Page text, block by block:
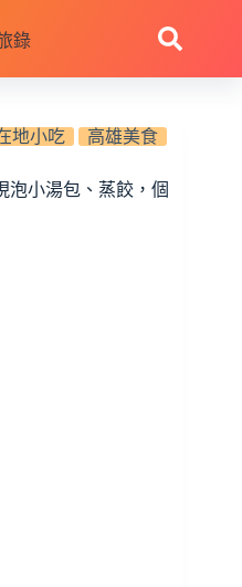
錄
地小吃 高雄美食
小湯包、蒸餃，個